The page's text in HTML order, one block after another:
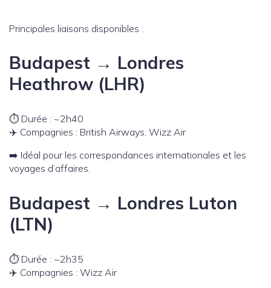
Principales liaisons disponibles :
Budapest → Londres
Heathrow (LHR)
⏱️ Durée : ~2h40
✈️ Compagnies : British Airways, Wizz Air
➡️ Idéal pour les correspondances internationales et les
voyages d’affaires.
Budapest → Londres Luton
(LTN)
⏱️ Durée : ~2h35
✈️ Compagnies : Wizz Air